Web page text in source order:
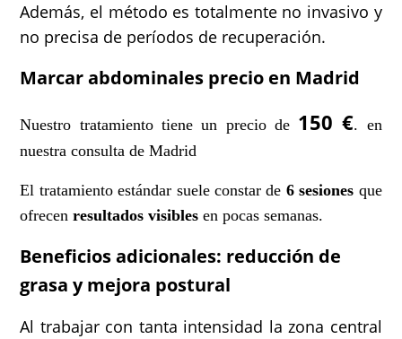
Además, el método es totalmente no invasivo y
no precisa de períodos de recuperación.
Marcar abdominales precio en Madrid
Nuestro tratamiento tiene un precio de 150 €. en
nuestra consulta de Madrid
El tratamiento estándar suele constar de 6 sesiones que
ofrecenresultados visibles en pocas semanas.
Beneficios adicionales: reducción de
grasa y mejora postural
Al trabajar con tanta intensidad la zona central